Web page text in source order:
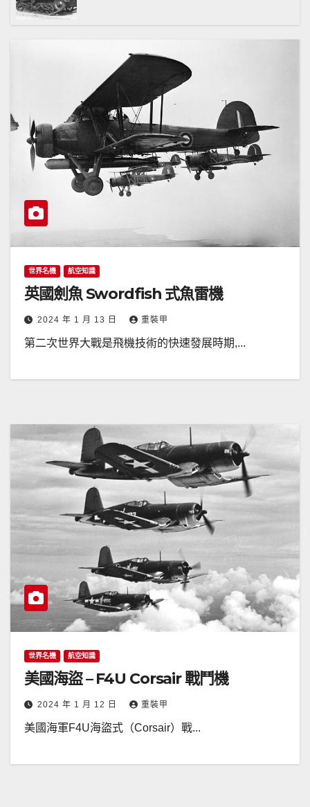
世界名機 航空知識
英國劍魚 Swordfish 式魚雷機
2024 年 1 月 13 日 重裝甲
第二次世界大戰是飛機技術的快速發展時期,...
世界名機 航空知識
美國海盜 – F4U Corsair 戰鬥機
2024 年 1 月 12 日 重裝甲
美國海軍F4U海盜式（Corsair）戰...